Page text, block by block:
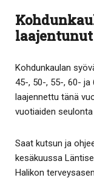
laajentunut
Kohdunkaulan
45-, 50-, 55-, 60-
laajennettu tänä
vuotiaiden
Saat kutsun ja
kesäkuussa
Halikon